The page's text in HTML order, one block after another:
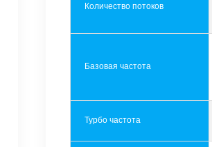
Количество потоков
Базовая частота
Турбо частота